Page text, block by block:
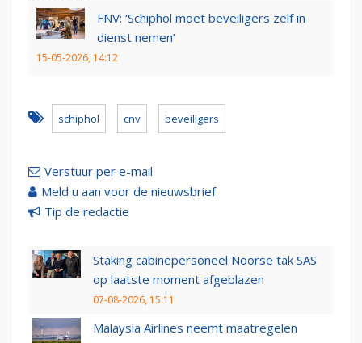
FNV: ‘Schiphol moet beveiligers zelf in
dienst nemen’
15-05-2026, 14:12
schiphol cnv beveiligers
Verstuur per e-mail
Meld u aan voor de nieuwsbrief
Tip de redactie
Staking cabinepersoneel Noorse tak SAS
op laatste moment afgeblazen
07-08-2026, 15:11
Malaysia Airlines neemt maatregelen